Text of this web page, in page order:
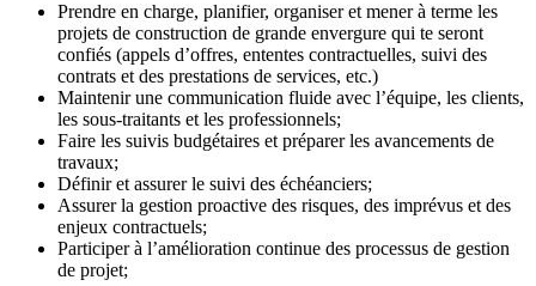
Prendre en charge, planifier, organiser et mener à terme les
projets de construction de grande envergure qui te seront
confiés (appels d’offres, ententes contractuelles, suivi des
contrats et des prestations de services, etc.)
Maintenir une communication fluide avec l’équipe, les clients,
les sous-traitants et les professionnels;
Faire les suivis budgétaires et préparer les avancements de
travaux;
Définir et assurer le suivi des échéanciers;
Assurer la gestion proactive des risques, des imprévus et des
enjeux contractuels;
Participer à l’amélioration continue des processus de gestion
de projet;